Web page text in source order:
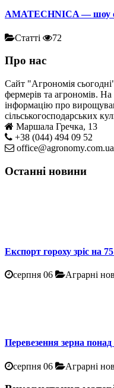
AMATECHNICA — шоу
Статті 72
Про нас
Сайт "Агрономія
фермерів та агрономів.
інформацію про
сільськогосподарських
Маршала Гречка, 13
+38 (044) 494 09 52
office@agronomy.com.ua
Останні новини
Експорт гороху зріс на
серпня 06 Аграрні
Перевезення зерна
серпня 06 Аграрні